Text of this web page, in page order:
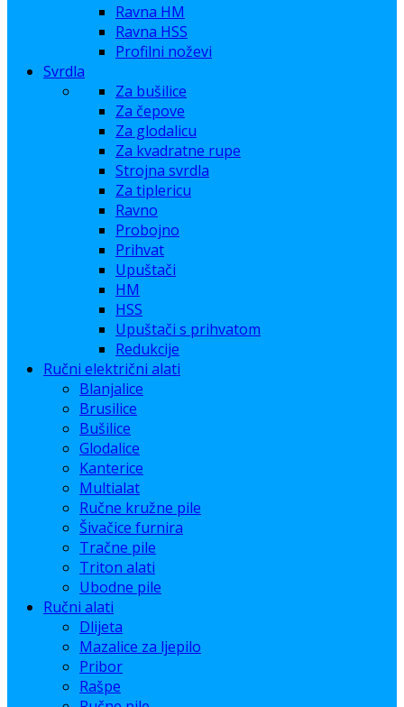
Ravna HM
Ravna HSS
Profilni noževi
Svrdla
Za bušilice
Za čepove
Za glodalicu
Za kvadratne rupe
Strojna svrdla
Za tiplericu
Ravno
Probojno
Prihvat
Upuštači
HM
HSS
Upuštači s prihvatom
Redukcije
Ručni električni alati
Blanjalice
Brusilice
Bušilice
Glodalice
Kanterice
Multialat
Ručne kružne pile
Šivačice furnira
Tračne pile
Triton alati
Ubodne pile
Ručni alati
Dlijeta
Mazalice za ljepilo
Pribor
Rašpe